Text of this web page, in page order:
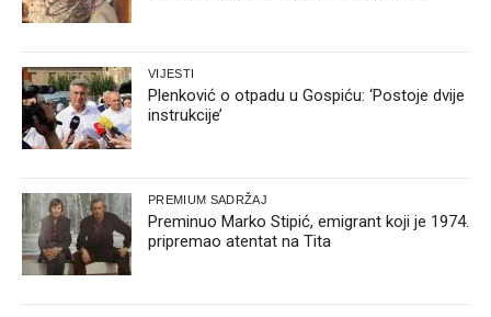
VIJESTI
Plenković o otpadu u Gospiću: ‘Postoje dvije
instrukcije’
PREMIUM SADRŽAJ
Preminuo Marko Stipić, emigrant koji je 1974.
pripremao atentat na Tita